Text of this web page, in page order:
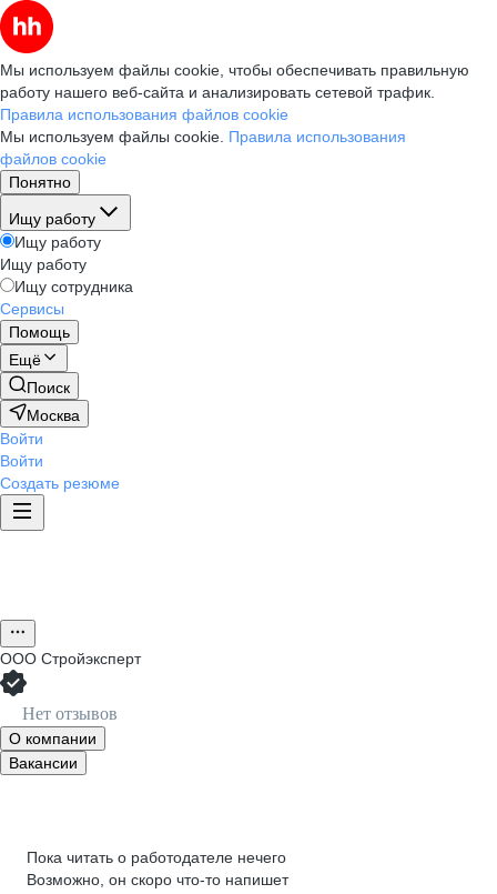
Мы используем файлы cookie, чтобы обеспечивать правильную
работу нашего веб-сайта и анализировать сетевой трафик.
Правила использования файлов cookie
Мы используем файлы cookie. Правила использования
файлов cookie
Понятно
Ищу работу
Ищу работу
Ищу работу
Ищу сотрудника
Сервисы
Помощь
Ещё
Поиск
Москва
Войти
Войти
Создать резюме
ООО Стройэксперт
Нет отзывов
О компании
Вакансии
Пока читать о работодателе нечего
Возможно, он скоро что‑то напишет